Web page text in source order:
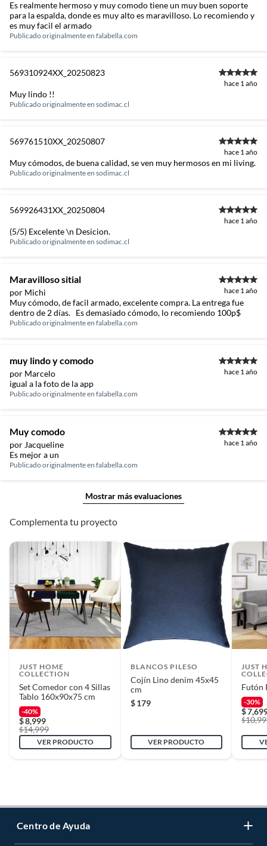
Es realmente hermoso y muy comodo tiene un muy buen soporte
para la espalda, donde es muy alto es maravilloso. Lo recomiendo y
es muy facil el armado
Publicado originalmente en falabella.com
569310924XX_20250823
hace 1 año
Muy lindo !!
Publicado originalmente en sodimac.cl
569761510XX_20250807
hace 1 año
Muy cómodos, de buena calidad, se ven muy hermosos en mi living.
Publicado originalmente en sodimac.cl
569926431XX_20250804
hace 1 año
(5/5) Excelente \n Desicion.
Publicado originalmente en sodimac.cl
Maravilloso sitial
por Michi hace 1 año
Muy cómodo, de facil armado, excelente compra. La entrega fue
dentro de 2 días. Es demasiado cómodo, lo recomiendo 100p$
Publicado originalmente en falabella.com
muy lindo y comodo
por Marcelo hace 1 año
igual a la foto de la app
Publicado originalmente en falabella.com
Muy comodo
por Jacqueline hace 1 año
Es mejor a un
Publicado originalmente en falabella.com
Mostrar más evaluaciones
Complementa tu proyecto
JUST HOME
COLLECTION
Set Comedor con 4 Sillas
Tablo 160x90x75 cm
-40%
$8,999
$14,999
VER PRODUCTO
BLANCOS PILESO
Cojín Lino denim 45x45
cm
$ 179
VER PRODUCTO
JUST
Futón
-30%
$
$
Centro de Ayuda